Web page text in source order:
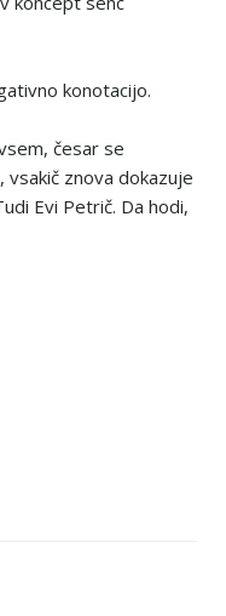
konotacijo.
česar se
vsakič znova dokazuje
Evi Petrič. Da hodi,